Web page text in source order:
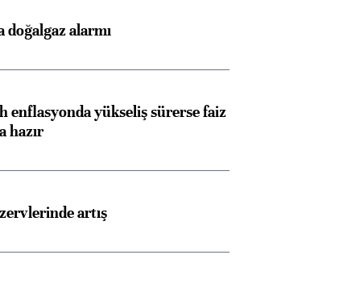
doğalgaz alarmı
enflasyonda yükseliş sürerse faiz
hazır
artış